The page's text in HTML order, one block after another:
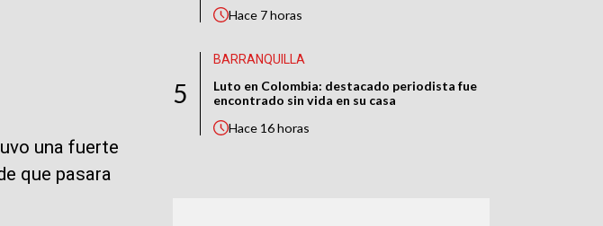
una fuerte
que pasara
Hace 7 horas
5
BARRANQUILLA
Luto en Colombia: destacado periodista fue
encontrado sin vida en su casa
Hace 16 horas